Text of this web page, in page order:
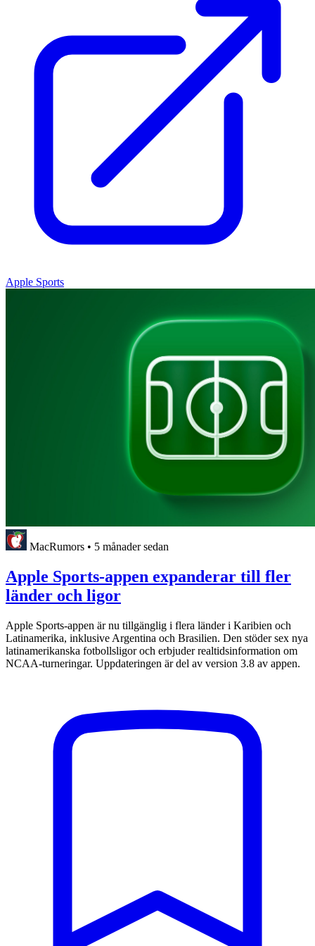
Apple Sports
MacRumors • 5 månader sedan
Apple Sports-appen expanderar till fler
länder och ligor
Apple Sports-appen är nu tillgänglig i flera länder i Karibien och
Latinamerika, inklusive Argentina och Brasilien. Den stöder sex nya
latinamerikanska fotbollsligor och erbjuder realtidsinformation om
NCAA-turneringar. Uppdateringen är del av version 3.8 av appen.